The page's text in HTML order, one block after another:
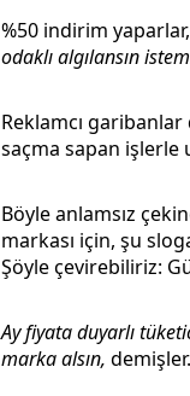
%50 indirim
odaklı algılansın
Reklamcı garibanlar
saçma sapan işlerle
Böyle anlamsız
markası için, şu
Şöyle çevirebiliriz:
Ay fiyata duyarlı
marka alsın, demişler.